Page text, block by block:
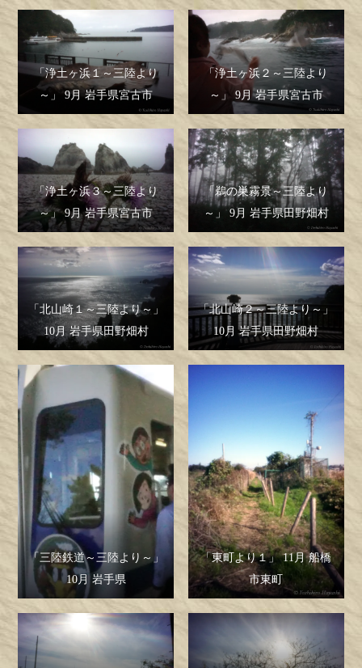
「浄土ヶ浜１～三陸より
～」 9月 岩手県宮古市
「浄土ヶ浜２～三陸より
～」 9月 岩手県宮古市
「浄土ヶ浜３～三陸より
～」 9月 岩手県宮古市
「鵜の巣霧景～三陸より
～」 9月 岩手県田野畑村
「北山崎１～三陸より～」
10月 岩手県田野畑村
「北山崎２～三陸より～」
10月 岩手県田野畑村
「三陸鉄道～三陸より～」
10月 岩手県
「東町より１」 11月 船橋
市東町